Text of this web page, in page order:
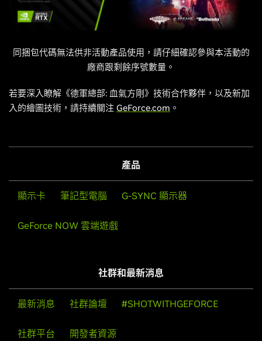
同捆包代碼無法供非活動產品使用，請仔細確認參與本活動的
廠商跟剩餘序號數量。
若要深入瞭解《德軍總部: 血氣方剛》技術合作夥伴，以及新加
入的繪圖技術，請持續關注 GeForce.com 。
產品
顯示卡 筆記型電腦 G-SYNC 顯示器
GeForce NOW 雲端遊戲
社群和最新消息
最新消息 社群論壇 #SHOTWITHGEFORCE
社群平台 開發者資源